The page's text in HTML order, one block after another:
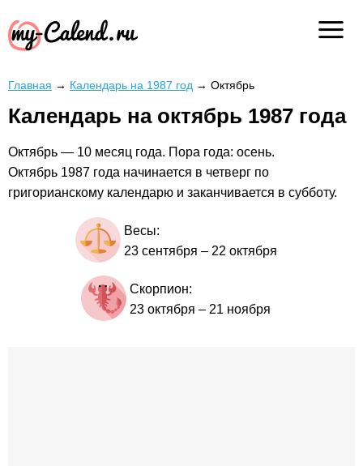
Главная → Календарь на 1987 год → Октябрь
Календарь на октябрь 1987 года
Октябрь — 10 месяц года. Пора года: осень.
Октябрь 1987 года начинается в четверг по
григорианскому календарю и заканчивается в субботу.
Весы:
23 сентября – 22 октября
Скорпион:
23 октября – 21 ноября